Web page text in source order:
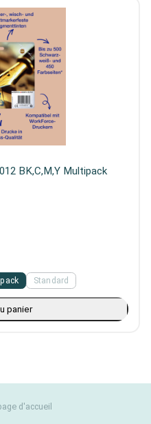
BK,C,M,Y Multipack
Standard
panier